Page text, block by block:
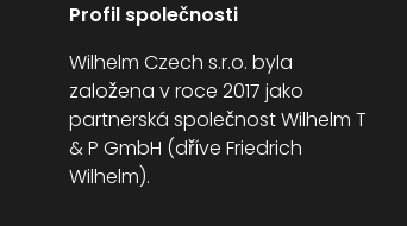
Profil společnosti
Wilhelm Czech s.r.o. byla
založena v roce 2017 jako
partnerská společnost Wilhelm T
& P GmbH (dříve Friedrich
Wilhelm).